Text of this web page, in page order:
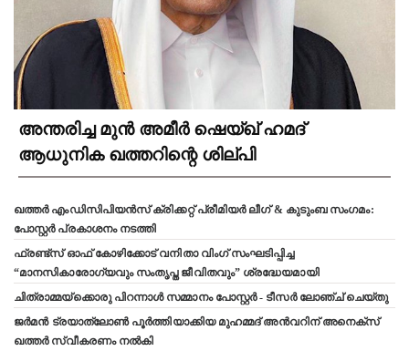
അന്തരിച്ച മുൻ അമീർ ഷെയ്ഖ് ഹമദ്
ആധുനിക ഖത്തറിന്റെ ശില്പി
ഖത്തർ എംഡിസിപിയൻസ് ക്രിക്കറ്റ് പ്രീമിയർ ലീഗ് & കുടുംബ സംഗമം:
പോസ്റ്റർ പ്രകാശനം നടത്തി
ഫ്രണ്ട്സ് ഓഫ് കോഴിക്കോട് വനിതാ വിംഗ് സംഘടിപ്പിച്ച
“മാനസികാരോഗ്യവും സംതൃപ്ത ജീവിതവും” ശ്രദ്ധേയമായി
ചിത്രാമ്മയ്ക്കൊരു പിറന്നാൾ സമ്മാനം പോസ്റ്റർ - ടീസർ ലോഞ്ച് ചെയ്തു
ജർമൻ ട്രയാത്‌ലോൺ പൂർത്തിയാക്കിയ മുഹമ്മദ് അൻവറിന് അനെക്സ്
ഖത്തർ സ്വീകരണം നൽകി